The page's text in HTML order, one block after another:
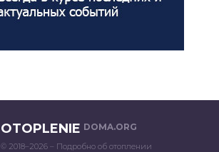
OTOPLENIE DOMA.ORG
© 2018–2026 – Подробно об отоплении